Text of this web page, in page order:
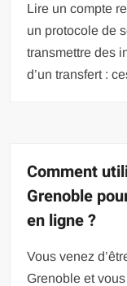
Lire un compte
un protocole de
transmettre des
d’un transfert :
Comment
Grenoble
en ligne ?
Vous venez
Grenoble et